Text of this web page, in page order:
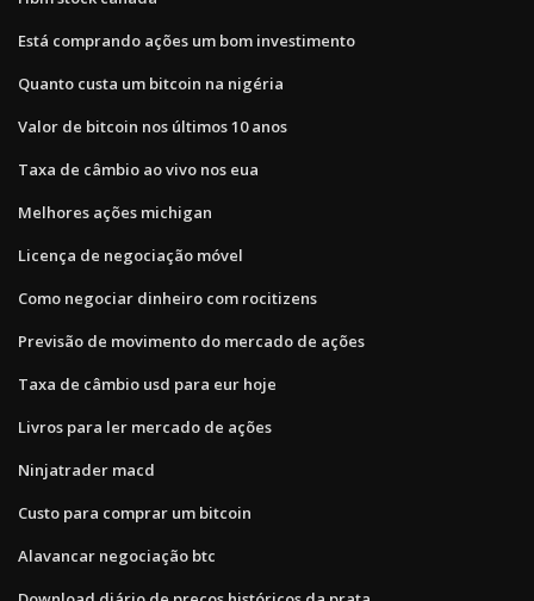
Está comprando ações um bom investimento
Quanto custa um bitcoin na nigéria
Valor de bitcoin nos últimos 10 anos
Taxa de câmbio ao vivo nos eua
Melhores ações michigan
Licença de negociação móvel
Como negociar dinheiro com rocitizens
Previsão de movimento do mercado de ações
Taxa de câmbio usd para eur hoje
Livros para ler mercado de ações
Ninjatrader macd
Custo para comprar um bitcoin
Alavancar negociação btc